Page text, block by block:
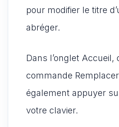
pour modifier le titre
abréger.
Dans l’onglet Accueil,
commande
également appuyer
votre clavier.